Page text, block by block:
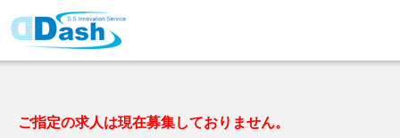
ご指定の求人は現在募集しておりません。